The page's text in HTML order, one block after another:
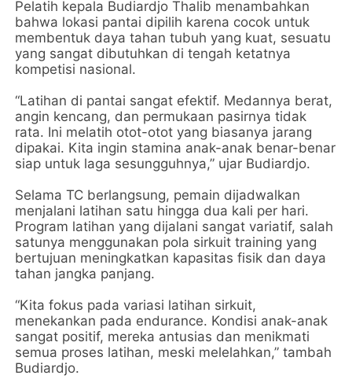
Pelatih kepala Budiardjo Thalib menambahkan
bahwa lokasi pantai dipilih karena cocok untuk
membentuk daya tahan tubuh yang kuat, sesuatu
yang sangat dibutuhkan di tengah ketatnya
kompetisi nasional.
“Latihan di pantai sangat efektif. Medannya berat,
angin kencang, dan permukaan pasirnya tidak
rata. Ini melatih otot-otot yang biasanya jarang
dipakai. Kita ingin stamina anak-anak benar-benar
siap untuk laga sesungguhnya,” ujar Budiardjo.
Selama TC berlangsung, pemain dijadwalkan
menjalani latihan satu hingga dua kali per hari.
Program latihan yang dijalani sangat variatif, salah
satunya menggunakan pola sirkuit training yang
bertujuan meningkatkan kapasitas fisik dan daya
tahan jangka panjang.
“Kita fokus pada variasi latihan sirkuit,
menekankan pada endurance. Kondisi anak-anak
sangat positif, mereka antusias dan menikmati
semua proses latihan, meski melelahkan,” tambah
Budiardjo.